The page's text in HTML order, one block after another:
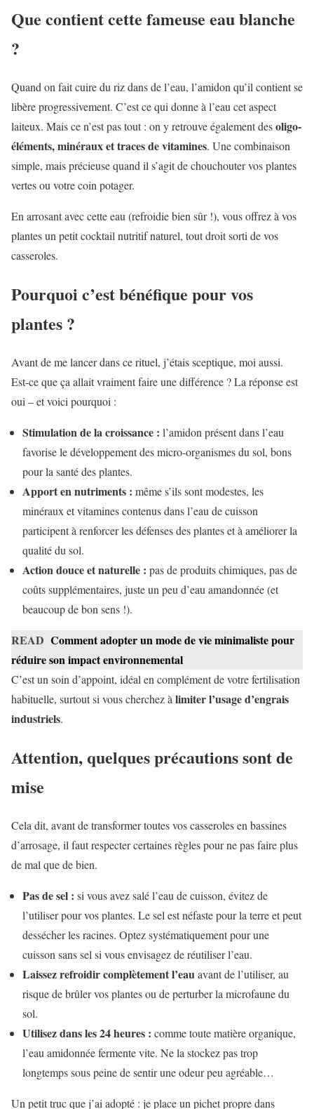
Que contient cette fameuse eau blanche
?
Quand on fait cuire du riz dans de l’eau, l’amidon qu’il contient se
libère progressivement. C’est ce qui donne à l’eau cet aspect
laiteux. Mais ce n’est pas tout : on y retrouve également desoligo-
éléments, minéraux et traces de vitamines. Une combinaison
simple, mais précieuse quand il s’agit de chouchouter vos plantes
vertes ou votre coin potager.
En arrosant avec cette eau (refroidie bien sûr !), vous offrez à vos
plantes un petit cocktail nutritif naturel, tout droit sorti de vos
casseroles.
Pourquoi c’est bénéfique pour vos
plantes ?
Avant de me lancer dans ce rituel, j’étais sceptique, moi aussi.
Est-ce que ça allait vraiment faire une différence ? La réponse est
oui – et voici pourquoi :
Stimulation de la croissance : l’amidon présent dans l’eau
favorise le développement des micro-organismes du sol, bons
pour la santé des plantes.
Apport en nutriments : même s’ils sont modestes, les
minéraux et vitamines contenus dans l’eau de cuisson
participent à renforcer les défenses des plantes et à améliorer la
qualité du sol.
Action douce et naturelle : pas de produits chimiques, pas de
coûts supplémentaires, juste un peu d’eau amandonnée (et
beaucoup de bon sens !).
READ Comment adopter un mode de vie minimaliste pour
réduire son impact environnemental
C’est un soin d’appoint, idéal en complément de votre fertilisation
habituelle, surtout si vous cherchez à limiter l’usage d’engrais
industriels.
Attention, quelques précautions sont de
mise
Cela dit, avant de transformer toutes vos casseroles en bassines
d’arrosage, il faut respecter certaines règles pour ne pas faire plus
de mal que de bien.
Pas de sel : si vous avez salé l’eau de cuisson, évitez de
l’utiliser pour vos plantes. Le sel est néfaste pour la terre et peut
dessécher les racines. Optez systématiquement pour une
cuisson sans sel si vous envisagez de réutiliser l’eau.
Laissez refroidir complètement l’eauavant de l’utiliser, au
risque de brûler vos plantes ou de perturber la microfaune du
sol.
Utilisez dans les 24 heures : comme toute matière organique,
l’eau amidonnée fermente vite. Ne la stockez pas trop
longtemps sous peine de sentir une odeur peu agréable…
Un petit truc que j’ai adopté : je place un pichet propre dans